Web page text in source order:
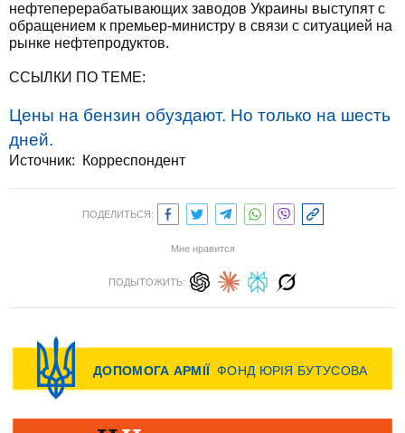
нефтеперерабатывающих заводов Украины выступят с
обращением к премьер-министру в связи с ситуацией на
рынке нефтепродуктов.
ССЫЛКИ ПО ТЕМЕ:
Цены на бензин обуздают. Но только на шесть
дней.
Источник: Корреспондент
ПОДЕЛИТЬСЯ:
Мне нравится
ПОДЫТОЖИТЬ: